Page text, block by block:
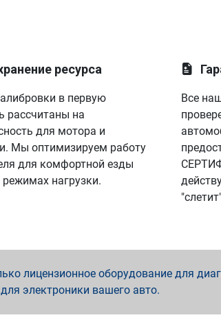
ресурса
в первую
рассчитаны на
для мотора и
Мы оптимизируем работу
для комфортной езды
режимах нагрузки.
Все
лицензионное оборудование для
электроники вашего авто.